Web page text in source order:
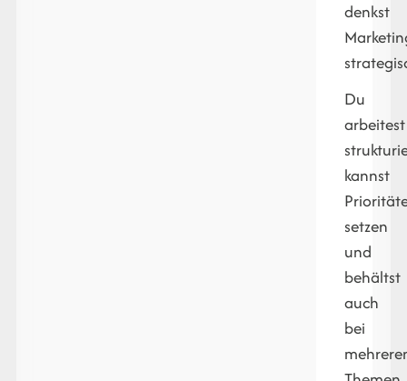
denkst
Du
arbeitest
kannst
setzen
und
behältst
auch
bei